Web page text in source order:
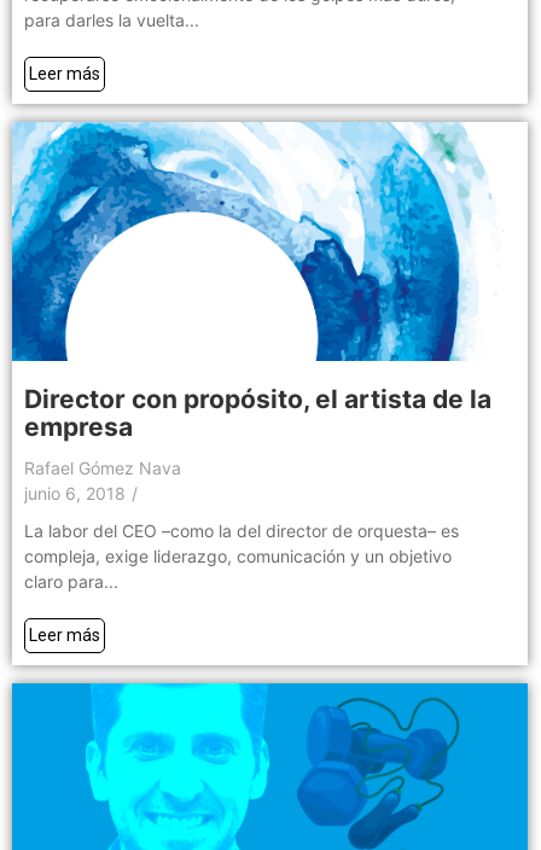
para darles la vuelta...
Leer más
Director con propósito, el artista de la
empresa
Rafael Gómez Nava
junio 6, 2018 /
La labor del CEO –como la del director de orquesta– es
compleja, exige liderazgo, comunicación y un objetivo
claro para...
Leer más